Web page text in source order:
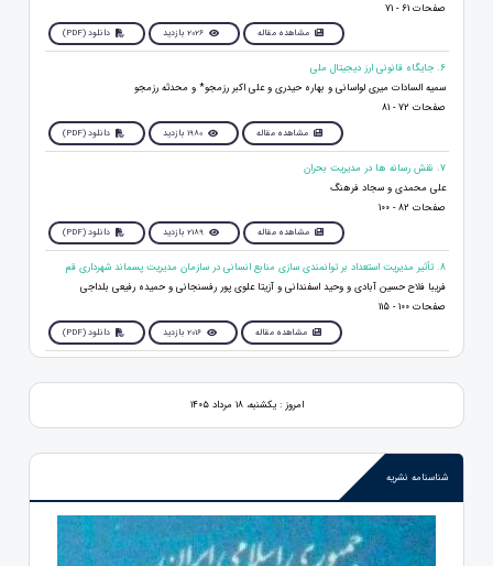
صفحات 61 - 71
مشاهده مقاله 2026 بازدید دانلود (PDF)
6. جایگاه قانونی ارز دیجیتال ملی
سمیه السادات میری لواسانی و بهاره حیدری و علی اکبر رزمجو* و محدثه رزمجو
صفحات 72 - 81
مشاهده مقاله 1980 بازدید دانلود (PDF)
7. نقش رسانه ها در مدیریت بحران
علی محمدی و سجاد فرهنگ
صفحات 82 - 100
مشاهده مقاله 2189 بازدید دانلود (PDF)
8. تأثیر مدیریت استعداد بر توانمندی سازی منابع انسانی در سازمان مدیریت پسماند شهرداری قم
فریبا فلاح حسین آبادی و وحید اسفندانی و آزیتا علوی پور رفسنجانی و حمیده رفیعی بلداجی
صفحات 100 - 115
مشاهده مقاله 2016 بازدید دانلود (PDF)
امروز : یکشنبه، ۱۸ مرداد ۱۴۰۵
شناسنامه نشریه